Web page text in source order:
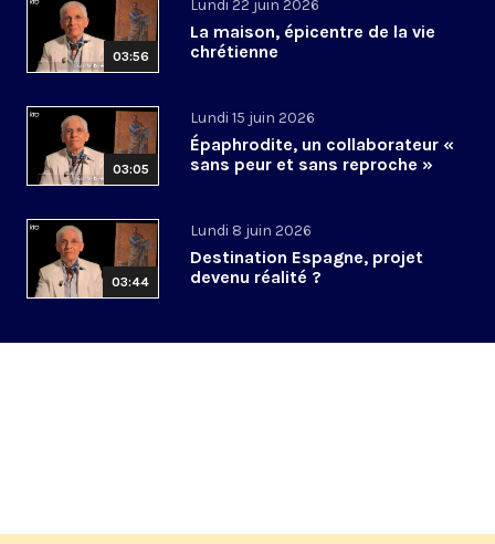
03:56
Lundi 22 juin 2026
La maison, épicentre de la vie
chrétienne
03:05
Lundi 15 juin 2026
Épaphrodite, un collaborateur «
sans peur et sans reproche »
03:44
Lundi 8 juin 2026
Destination Espagne, projet
devenu réalité ?